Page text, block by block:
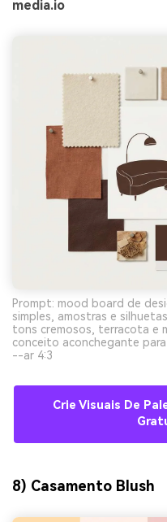
media.io
Prompt: mood board de
simples, amostras e
tons cremosos, terracota e
conceito aconchegante
--ar 4:3
Crie Visuais De
8) Casamento Blush